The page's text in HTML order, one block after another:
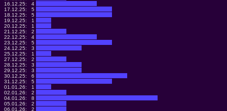
16.12.25:
4
17.12.25:
5
18.12.25:
5
19.12.25:
1
20.12.25:
1
21.12.25:
2
22.12.25:
4
23.12.25:
5
24.12.25:
3
25.12.25:
1
27.12.25:
2
28.12.25:
3
29.12.25:
3
30.12.25:
6
31.12.25:
5
01.01.26:
1
02.01.26:
2
04.01.26:
8
05.01.26:
2
06.01.26:
2